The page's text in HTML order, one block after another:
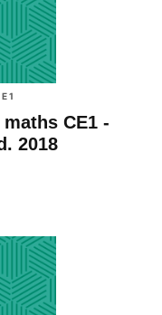
CE1 -
2018